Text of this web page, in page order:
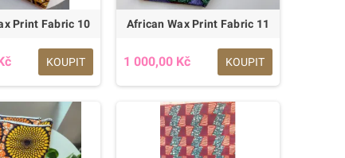
Print Fabric 10
KOUPIT
African Wax Print Fabric 11
1 000,00 Kč KOUPIT